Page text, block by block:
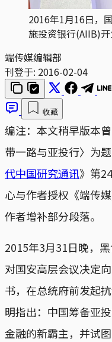
2016年1月16日，
施投资银行(AIIB)开
端传媒编辑部
刊登于: 2016-02-04
收藏
编注：本文稍早版本
带一路与亚投行〉为
代中国研究通讯》第
心与作者授权《端传
作者增补部分段落。
2015年3月31日晚，
对国安高层会议决定
书，在总统府前发起
明指出：中国筹备亚
金融的新霸主，并试